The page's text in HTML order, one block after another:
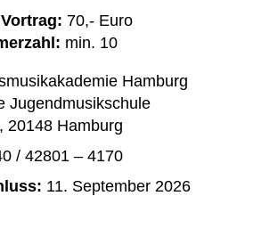
70,- Euro
min. 10
Hamburg
Jugendmusikschule
20148 Hamburg
/ 42801 – 4170
11. September 2026